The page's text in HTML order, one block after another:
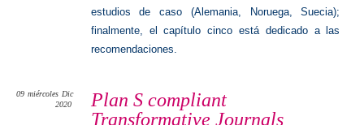
estudios de caso (Alemania, Noruega, Suecia);
finalmente, el capítulo cinco está dedicado a las
recomendaciones.
Plan S compliant
Transformative Journals
09 miércoles Dic
2020